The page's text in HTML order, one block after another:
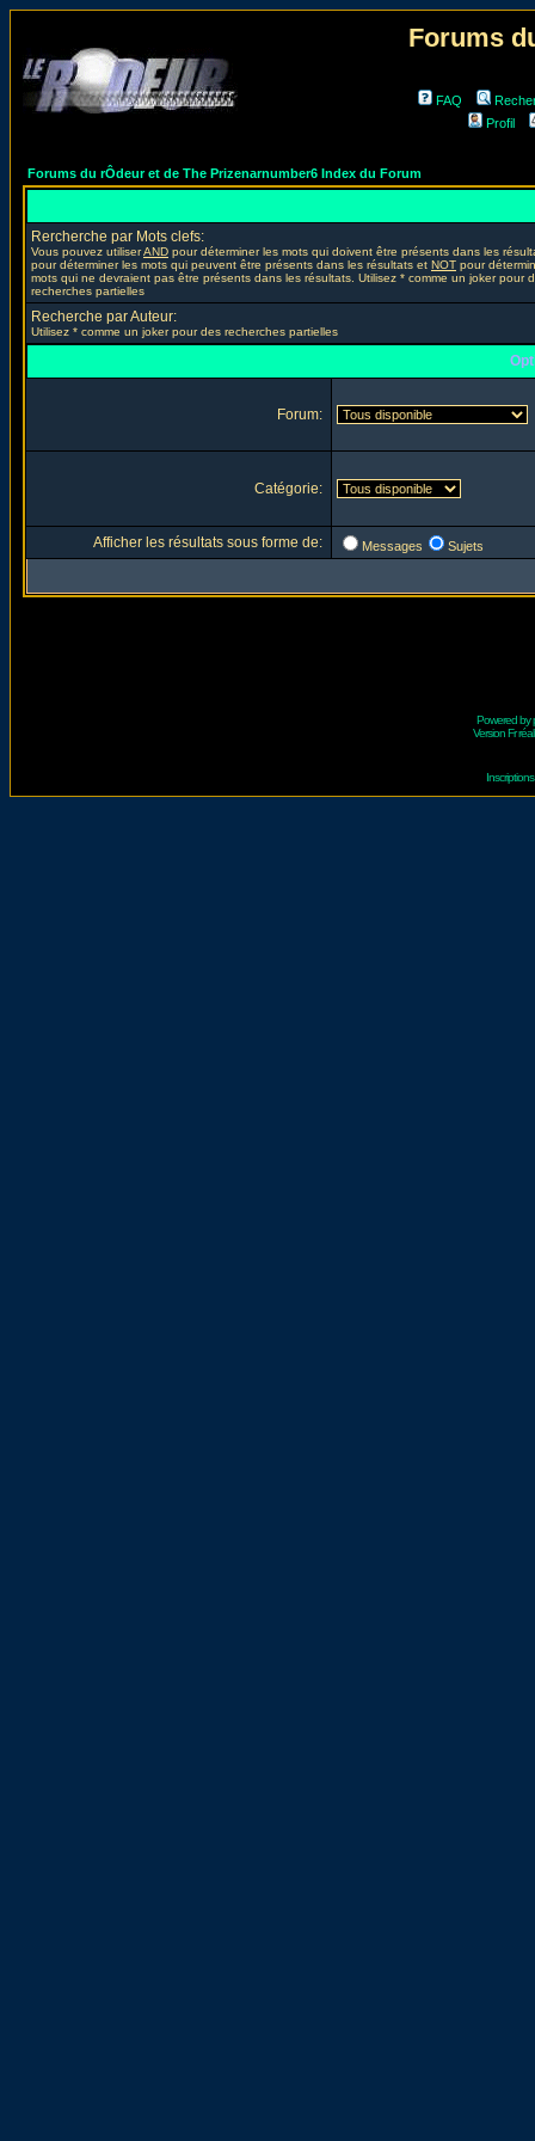
Forums
FAQ
Profil
Forums du rÔdeur et de The Prizenarnumber6 Index du Forum
Rercherche par Mots clefs:
Vous pouvez utiliserAND pour déterminer les mots qui doivent être présents dans les
pour déterminer les mots qui peuvent être présents dans les résultats et NOT pour
mots qui ne devraient pas être présents dans les résultats. Utilisez * comme un joker pour
recherches partielles
Recherche par Auteur:
Utilisez * comme un joker pour des recherches partielles
Forum:
Catégorie:
Afficher les résultats sous forme de: Messages Sujets
Powered by
Version Fr